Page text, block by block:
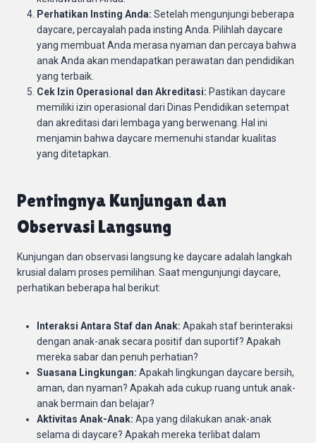
Perhatikan Insting Anda: Setelah mengunjungi beberapa
daycare, percayalah pada insting Anda. Pilihlah daycare
yang membuat Anda merasa nyaman dan percaya bahwa
anak Anda akan mendapatkan perawatan dan pendidikan
yang terbaik.
Cek Izin Operasional dan Akreditasi: Pastikan daycare
memiliki izin operasional dari Dinas Pendidikan setempat
dan akreditasi dari lembaga yang berwenang. Hal ini
menjamin bahwa daycare memenuhi standar kualitas
yang ditetapkan.
Pentingnya Kunjungan dan
Observasi Langsung
Kunjungan dan observasi langsung ke daycare adalah langkah
krusial dalam proses pemilihan. Saat mengunjungi daycare,
perhatikan beberapa hal berikut:
Interaksi Antara Staf dan Anak: Apakah staf berinteraksi
dengan anak-anak secara positif dan suportif? Apakah
mereka sabar dan penuh perhatian?
Suasana Lingkungan: Apakah lingkungan daycare bersih,
aman, dan nyaman? Apakah ada cukup ruang untuk anak-
anak bermain dan belajar?
Aktivitas Anak-Anak: Apa yang dilakukan anak-anak
selama di daycare? Apakah mereka terlibat dalam